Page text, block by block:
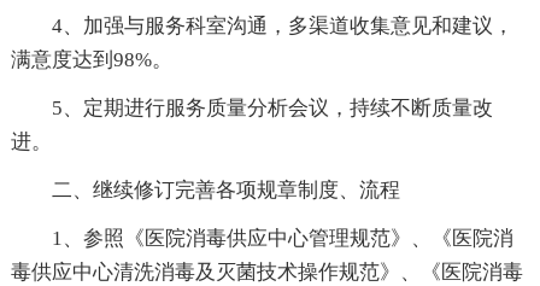
4、加强与服务科室沟通，多渠道收集意见和建议，
满意度达到98%。
5、定期进行服务质量分析会议，持续不断质量改
进。
二、继续修订完善各项规章制度、流程
1、参照《医院消毒供应中心管理规范》、《医院消
毒供应中心清洗消毒及灭菌技术操作规范》、《医院消毒